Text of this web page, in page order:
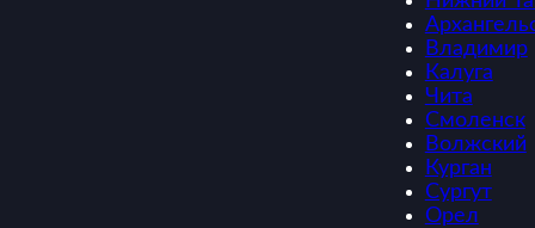
Владимир
Калуга
Чита
Смоленск
Волжский
Курган
Сургут
Орел